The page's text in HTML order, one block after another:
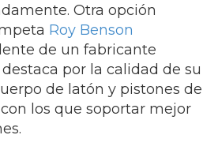
Otra opción
Roy Benson
de un fabricante
por la calidad de su
de latón y pistones de
los que soportar mejor